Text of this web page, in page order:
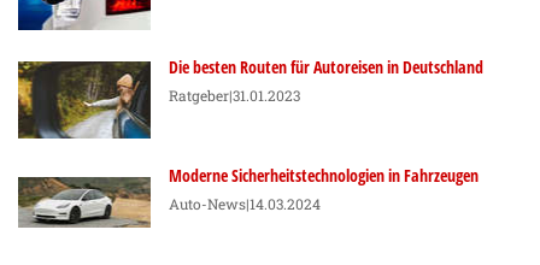
Die besten Routen für Autoreisen in Deutschland
Ratgeber|31.01.2023
Moderne Sicherheitstechnologien in Fahrzeugen
Auto-News|14.03.2024